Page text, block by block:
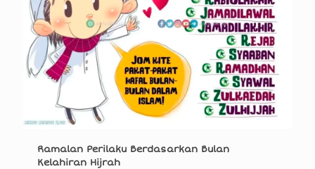
Ramalan Perilaku Berdasarkan Bulan
Kelahiran Hijrah